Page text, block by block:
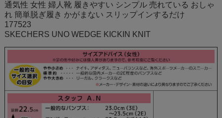
通気性 女性 婦人靴 履きやすい シンプル 売れている おしゃ
れ 簡単脱ぎ履き かがまない スリップインするだけ
177523
SKECHERS UNO WEDGE KICKIN KNIT